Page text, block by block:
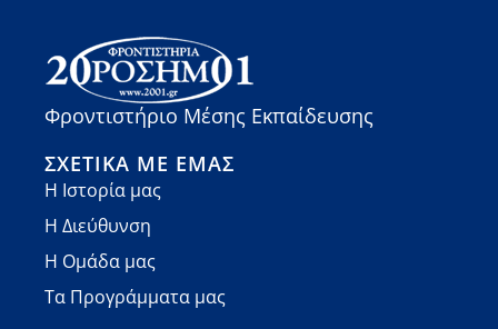
Φροντιστήριο Μέσης Εκπαίδευσης
ΣΧΕΤΙΚΆ ΜΕ ΕΜΆΣ
Η Ιστορία μας
Η Διεύθυνση
Η Ομάδα μας
Τα Προγράμματα μας